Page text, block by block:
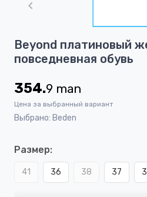
1
of
Beyond платиновый
повседневная обувь
354.9 man
Цена за выбранный вариант
Выбрано: Beden
Размер:
41 36 38 37